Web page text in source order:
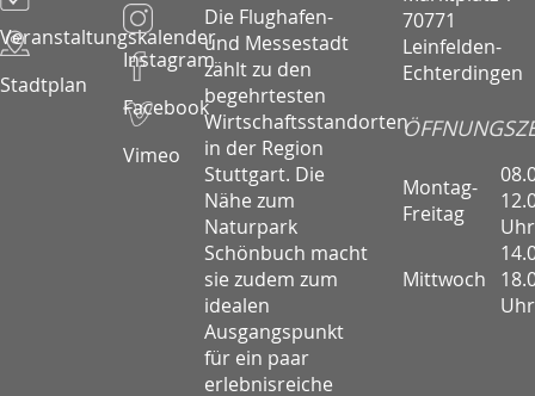
Veranstaltungskalender
Stadtplan
Instagram
Facebook
Vimeo
Die Flughafen-
und Messestadt
zählt zu den
begehrtesten
Wirtschaftsstandorten
in der Region
Stuttgart. Die
Nähe zum
Naturpark
Schönbuch macht
sie zudem zum
idealen
Ausgangspunkt
für ein paar
erlebnisreiche
70771
Leinfelden-
Echterdingen
Montag-
Freitag
Uhr
Mittwoch
Uhr